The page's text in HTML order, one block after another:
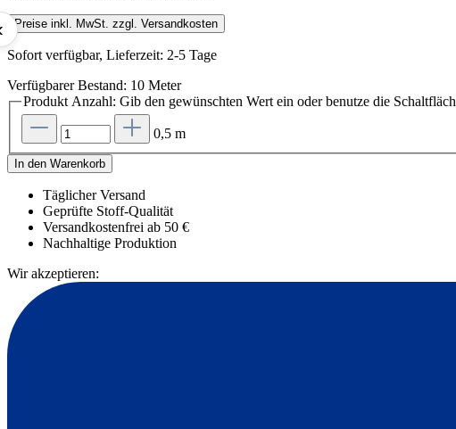
Preise inkl. MwSt. zzgl. Versandkosten
Sofort verfügbar, Lieferzeit: 2-5 Tage
Verfügbarer Bestand: 10 Meter
Produkt Anzahl: Gib den gewünschten Wert ein oder benutze die
0,5 m
In den Warenkorb
Täglicher Versand
Geprüfte Stoff-Qualität
Versandkostenfrei ab 50 €
Nachhaltige Produktion
Wir akzeptieren: